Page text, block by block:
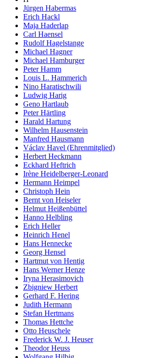
Jürgen Habermas
Erich Hackl
Maja Haderlap
Carl Haensel
Rudolf Hagelstange
Michael Hagner
Michael Hamburger
Peter Hamm
Louis L. Hammerich
Nino Haratischwili
Ludwig Harig
Geno Hartlaub
Peter Härtling
Harald Hartung
Wilhelm Hausenstein
Manfred Hausmann
Václav Havel (Ehrenmitglied)
Herbert Heckmann
Eckhard Heftrich
Irène Heidelberger-Leonard
Hermann Heimpel
Christoph Hein
Bernt von Heiseler
Helmut Heißenbüttel
Hanno Helbling
Erich Heller
Heinrich Henel
Hans Hennecke
Georg Hensel
Hartmut von Hentig
Hans Werner Henze
Iryna Herasimovich
Zbigniew Herbert
Gerhard F. Hering
Judith Hermann
Stefan Hertmans
Thomas Hettche
Otto Heuschele
Frederick W. J. Heuser
Theodor Heuss